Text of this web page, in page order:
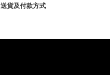
送貨及付款方式